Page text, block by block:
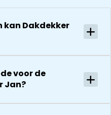
kan Dakdekker
voor de
Jan?